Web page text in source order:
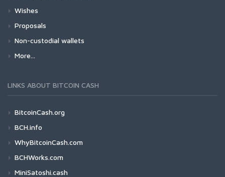
Wishes
Proposals
Non-custodial wallets
More...
LINKS ABOUT BITCOIN CASH
BitcoinCash.org
BCH.info
WhyBitcoinCash.com
BCHWorks.com
MiniSatoshi.cash